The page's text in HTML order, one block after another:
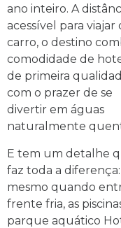
ano inteiro. A
acessível para viajar
carro, o destino
comodidade de
de primeira
com o prazer de se
divertir em águas
naturalmente
E tem um detalhe
faz toda a diferença:
mesmo quando
frente fria, as
parque aquático